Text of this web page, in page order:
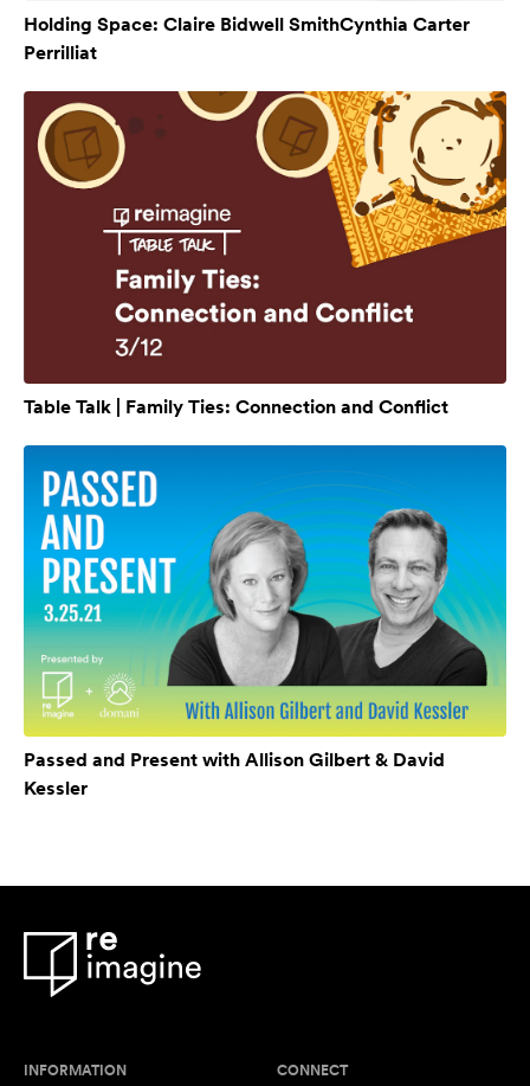
Holding Space: Claire Bidwell SmithCynthia Carter
Perrilliat
Table Talk | Family Ties: Connection and Conflict
Passed and Present with Allison Gilbert & David
Kessler
INFORMATION CONNECT